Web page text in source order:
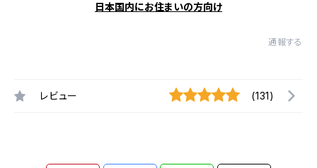
日本国内にお住まいの方向け
通報する
レビュー (131)